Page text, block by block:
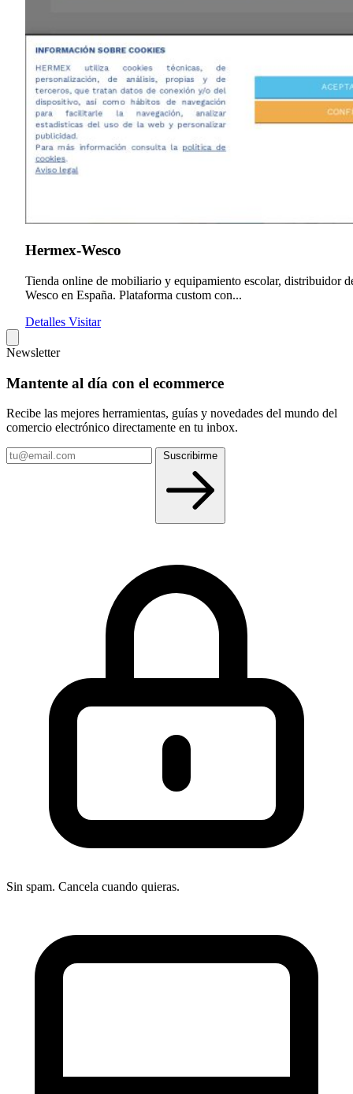
Hermex-Wesco
Tienda online de mobiliario y equipamiento escolar, distribuidor
Wesco en España. Plataforma custom con...
Detalles Visitar
Newsletter
Mantente al día con el ecommerce
Recibe las mejores herramientas, guías y novedades del mundo del
comercio electrónico directamente en tu inbox.
Tu
email
Suscribirme
Sin spam. Cancela cuando quieras.